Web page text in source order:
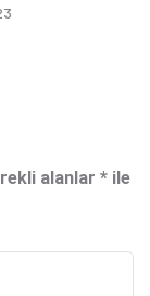
alanlar *ile